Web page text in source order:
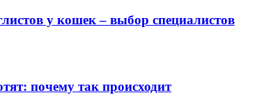
у кошек – выбор специалистов
почему так происходит